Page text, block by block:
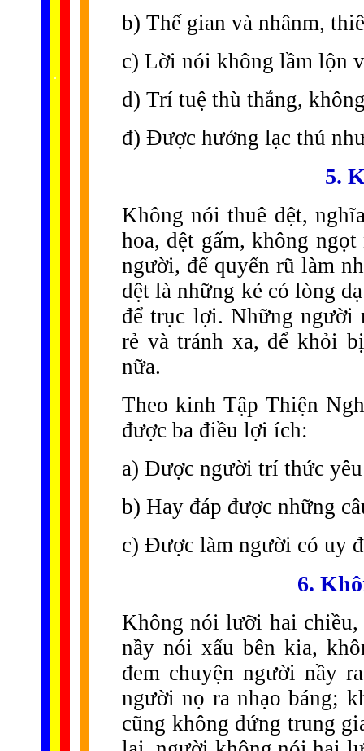
.
b) Thế gian và nhânm,
c) Lời nói không lầm lộn
d) Trí tuệ thù thắng,
đ) Được hưởng lạc thú
5.
Không nói thuê dệt,
hoa, dệt gấm, không
người, để quyến rũ làm
dệt là những kẻ có lòng
để trục lợi. Những người
rẻ và tránh xa, để khỏi
nữa.
Theo kinh Tập Thiện
được ba điều lợi ích:
a) Được người trí thức
b) Hay đáp được những
c) Được làm người có uy
6.
Không nói lưỡi hai
nầy nói xấu bên kia,
đem chuyện người nầy
người nọ ra nhạo báng;
cũng không đứng trung